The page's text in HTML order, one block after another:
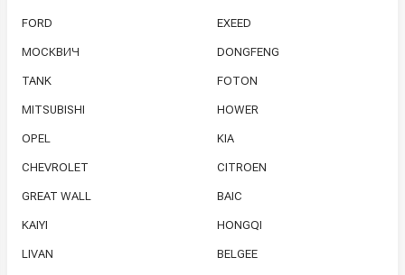
FORD EXEED
МОСКВИЧ DONGFENG
TANK FOTON
MITSUBISHI HOWER
OPEL KIA
CHEVROLET CITROEN
GREAT WALL BAIC
KAIYI HONGQI
LIVAN BELGEE